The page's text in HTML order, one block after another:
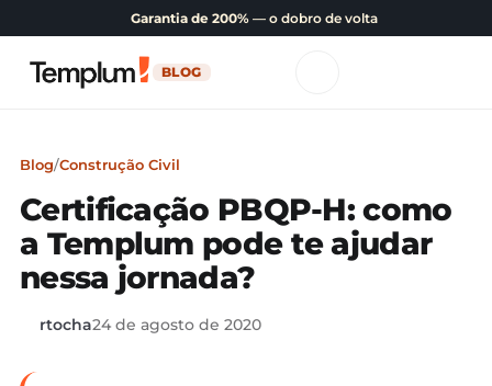
Garantia de 200% — o dobro de volta
BLOG
Blog/Construção Civil
Certificação PBQP-H: como
a Templum pode te ajudar
nessa jornada?
rtocha24 de agosto de 2020